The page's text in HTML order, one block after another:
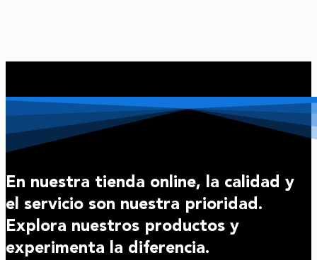
En nuestra tienda online, la calidad y
el servicio son nuestra prioridad.
Explora nuestros productos y
experimenta la diferencia.